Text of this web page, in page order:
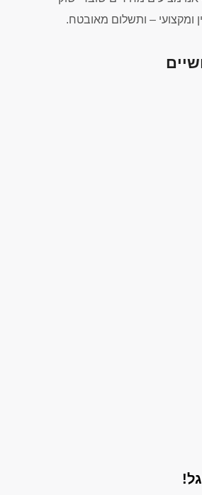
ומקצועי – ותשלום מאובטח.